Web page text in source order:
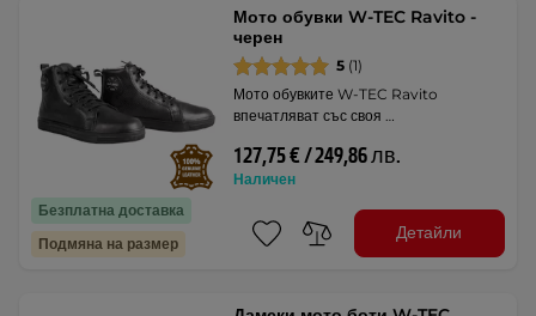
Безплатна доставка
Подмяна на размер
Мото обувки W-TEC Ravito -
черен
5 (1)
Мото обувките W-TEC Ravito
впечатляват със своя …
127,75 € / 249,86 лв.
Наличен
Детайли